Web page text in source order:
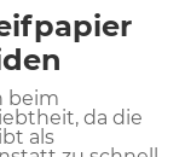
beim
da die
als